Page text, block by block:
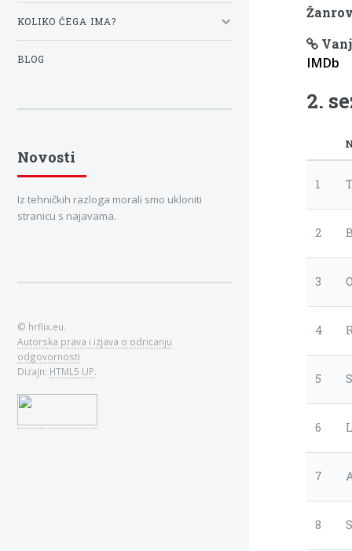
IMDb
2.
1
2
3
4
5
6
7
8
KOLIKO ČEGA IMA?
BLOG
Novosti
Iz tehničkih razloga morali smo ukloniti
stranicu s najavama.
© hrflix.eu.
Autorska prava i izjava o odricanju
odgovornosti
Dizajn: HTML5 UP.